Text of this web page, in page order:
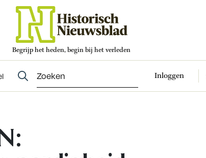
Begrijp het heden, begin bij het verleden
Inloggen